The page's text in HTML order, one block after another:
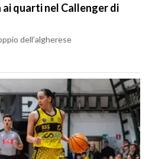
quarti nel Callenger di
dell’algherese